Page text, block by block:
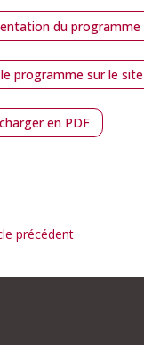
du programme
programme sur le site
en PDF
précédent